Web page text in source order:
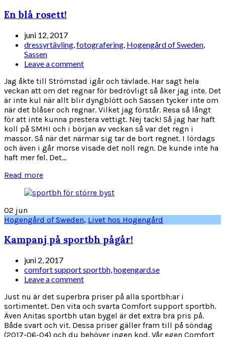
En blå rosett!
juni 12, 2017
dressyrtävling fotografering Hogengård of Sweden
Sassen
Leave a comment
Jag åkte till Strömstad igår och tävlade. Har sagt hela
veckan att om det regnar för bedrövligt så åker jag inte. Det
är inte kul när allt blir dyngblött och Sassen tycker inte om
när det blåser och regnar. Vilket jag förstår. Resa så långt
för att inte kunna prestera vettigt. Nej tack! Så jag har haft
koll på SMHI och i början av veckan så var det regn i
massor. Så när det närmar sig tar de bort regnet. I lördags
och även i går morse visade det noll regn. De kunde inte ha
haft mer fel. Det...
Read more
02 jun
Hogengård of Sweden, Livet hos Hogengård
Kampanj på sportbh pågår!
juni 2, 2017
comfort support sportbh,hogengard.se
Leave a comment
Just nu är det superbra priser på alla sportbh:ar i
sortimentet. Den vita och svarta Comfort support sportbh.
Även Anitas sportbh utan bygel är det extra bra pris på.
Både svart och vit. Dessa priser gäller fram till på söndag
(2017-06-04) och du behöver ingen kod. Vår egen Comfort